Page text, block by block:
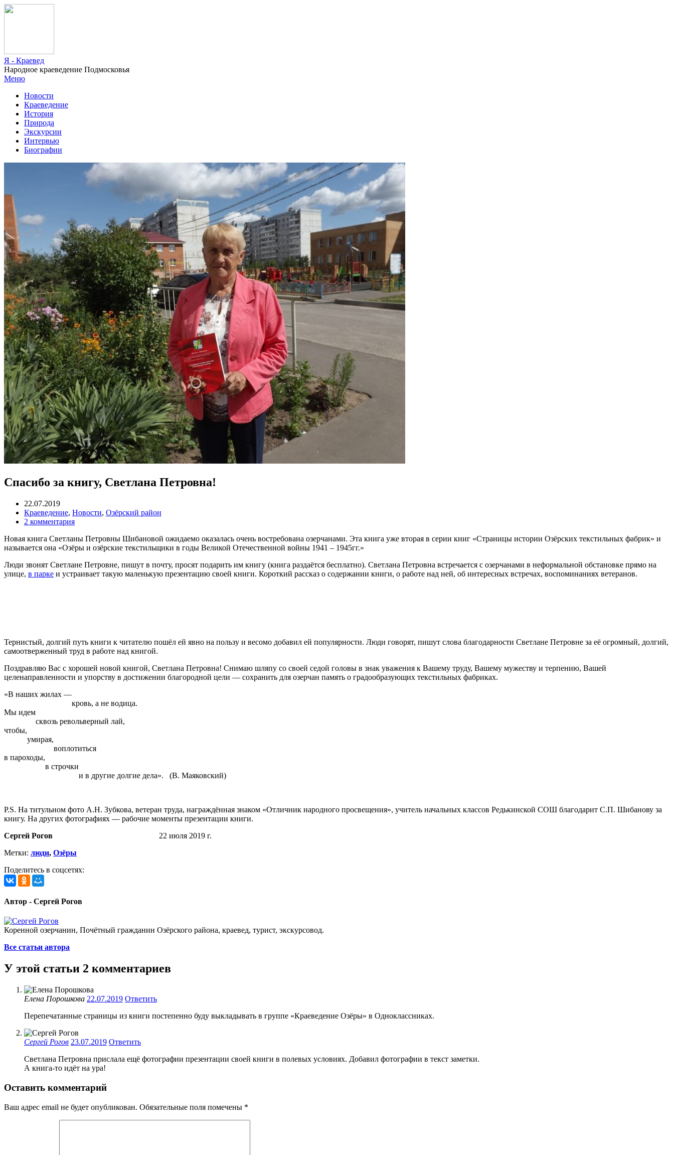
Я - Краевед
Народное краеведение Подмосковья
Меню
Новости
Краеведение
История
Природа
Экскурсии
Интервью
Биографии
Спасибо за книгу, Светлана Петровна!
22.07.2019
Краеведение, Новости, Озёрский район
2 комментария
Новая книга Светланы Петровны Шибановой ожидаемо оказалась очень востребована озерчанами. Эта книга уже вторая в серии книг «Страницы истории Озёрских текстильных фабрик» и
называется она «Озёры и озёрские текстильщики в годы Великой Отечественной войны 1941 – 1945гг.»
Люди звонят Светлане Петровне, пишут в почту, просят подарить им книгу (книга раздаётся бесплатно). Светлана Петровна встречается с озерчанами в неформальной обстановке прямо на
улице, в парке и устраивает такую маленькую презентацию своей книги. Короткий рассказ о содержании книги, о работе над ней, об интересных встречах, воспоминаниях ветеранов.
Тернистый, долгий путь книги к читателю пошёл ей явно на пользу и весомо добавил ей популярности. Люди говорят, пишут слова благодарности Светлане Петровне за её огромный, долгий,
самоотверженный труд в работе над книгой.
Поздравляю Вас с хорошей новой книгой, Светлана Петровна! Снимаю шляпу со своей седой головы в знак уважения к Вашему труду, Вашему мужеству и терпению, Вашей
целенаправленности и упорству в достижении благородной цели — сохранить для озерчан память о градообразующих текстильных фабриках.
«В наших жилах —
кровь, а не водица.
Мы идем
сквозь револьверный лай,
чтобы,
умирая,
воплотиться
в пароходы,
в строчки
и в другие долгие дела». (В. Маяковский)
P.S. На титульном фото А.Н. Зубкова, ветеран труда, награждённая знаком «Отличник народного просвещения», учитель начальных классов Редькинской СОШ благодарит С.П. Шибанову за
книгу. На других фотографиях — рабочие моменты презентации книги.
Сергей Рогов
22 июля 2019 г.
Метки: люди, Озёры
Поделитесь в соцсетях:
Автор - Сергей Рогов
Коренной озерчанин, Почётный гражданин Озёрского района, краевед, турист, экскурсовод.
Все статьи автора
У этой статьи 2 комментариев
Елена Порошкова 22.07.2019 Ответить
Перепечатанные страницы из книги постепенно буду выкладывать в группе «Краеведение Озёры» в Одноклассниках.
Сергей Рогов 23.07.2019 Ответить
Светлана Петровна прислала ещё фотографии презентации своей книги в полевых условиях. Добавил фотографии в текст заметки.
А книга-то идёт на ура!
Оставить комментарий
Ваш адрес email не будет опубликован. Обязательные поля помечены *